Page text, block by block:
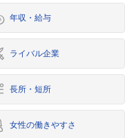
年収・給与
ライバル企業
長所・短所
女性の働きやすさ